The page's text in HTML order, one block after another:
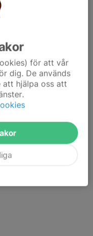
för att vår
dig. De används
att hjälpa oss att